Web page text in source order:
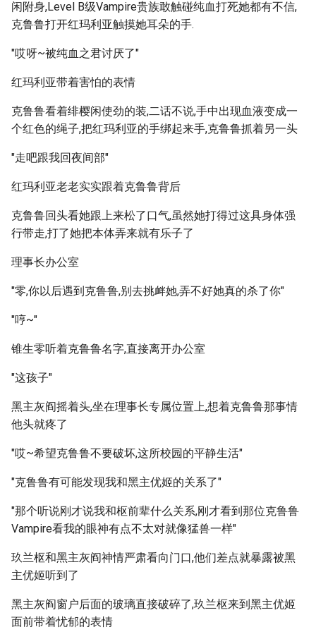
闲附身,Level B级Vampire贵族敢触碰纯血打死她都有不信,
克鲁鲁打开红玛利亚触摸她耳朵的手.
"哎呀~被纯血之君讨厌了"
红玛利亚带着害怕的表情
克鲁鲁看着绯樱闲使劲的装,二话不说,手中出现血液变成一
个红色的绳子,把红玛利亚的手绑起来手,克鲁鲁抓着另一头
"走吧跟我回夜间部"
红玛利亚老老实实跟着克鲁鲁背后
克鲁鲁回头看她跟上来松了口气,虽然她打得过这具身体强
行带走,打了她把本体弄来就有乐子了
理事长办公室
"零,你以后遇到克鲁鲁,别去挑衅她,弄不好她真的杀了你"
"哼~"
锥生零听着克鲁鲁名字,直接离开办公室
"这孩子"
黑主灰阎摇着头,坐在理事长专属位置上,想着克鲁鲁那事情
他头就疼了
"哎~希望克鲁鲁不要破坏,这所校园的平静生活"
"克鲁鲁有可能发现我和黑主优姬的关系了"
"那个听说刚才说我和枢前辈什么关系,刚才看到那位克鲁鲁
Vampire看我的眼神有点不太对就像猛兽一样"
玖兰枢和黑主灰阎神情严肃看向门口,他们差点就暴露被黑
主优姬听到了
黑主灰阎窗户后面的玻璃直接破碎了,玖兰枢来到黑主优姬
面前带着忧郁的表情